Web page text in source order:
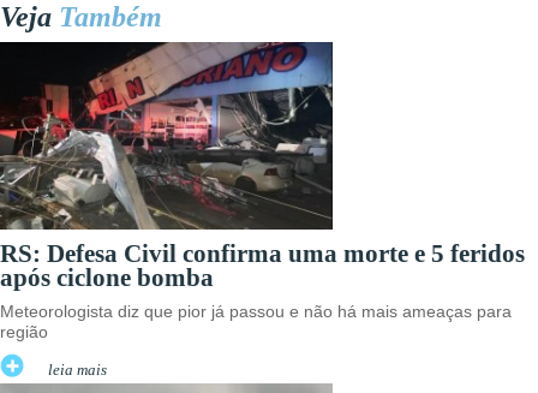
Veja Também
RS: Defesa Civil confirma uma morte e 5 feridos
após ciclone bomba
Meteorologista diz que pior já passou e não há mais ameaças para
região
leia mais